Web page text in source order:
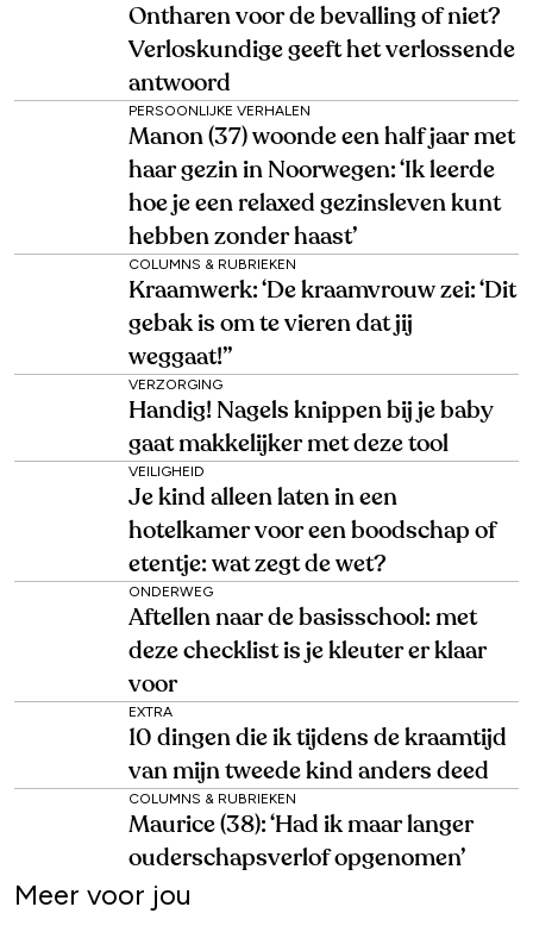
Ontharen voor de bevalling of niet?
Verloskundige geeft het verlossende
antwoord
PERSOONLIJKE VERHALEN
Manon (37) woonde een half jaar met
haar gezin in Noorwegen: ‘Ik leerde
hoe je een relaxed gezinsleven kunt
hebben zonder haast’
COLUMNS & RUBRIEKEN
Kraamwerk: ‘De kraamvrouw zei: ‘Dit
gebak is om te vieren dat jij
weggaat!’’
VERZORGING
Handig! Nagels knippen bij je baby
gaat makkelijker met deze tool
VEILIGHEID
Je kind alleen laten in een
hotelkamer voor een boodschap of
etentje: wat zegt de wet?
ONDERWEG
Aftellen naar de basisschool: met
deze checklist is je kleuter er klaar
voor
EXTRA
10 dingen die ik tijdens de kraamtijd
van mijn tweede kind anders deed
COLUMNS & RUBRIEKEN
Maurice (38): ‘Had ik maar langer
ouderschapsverlof opgenomen’
Meer voor jou